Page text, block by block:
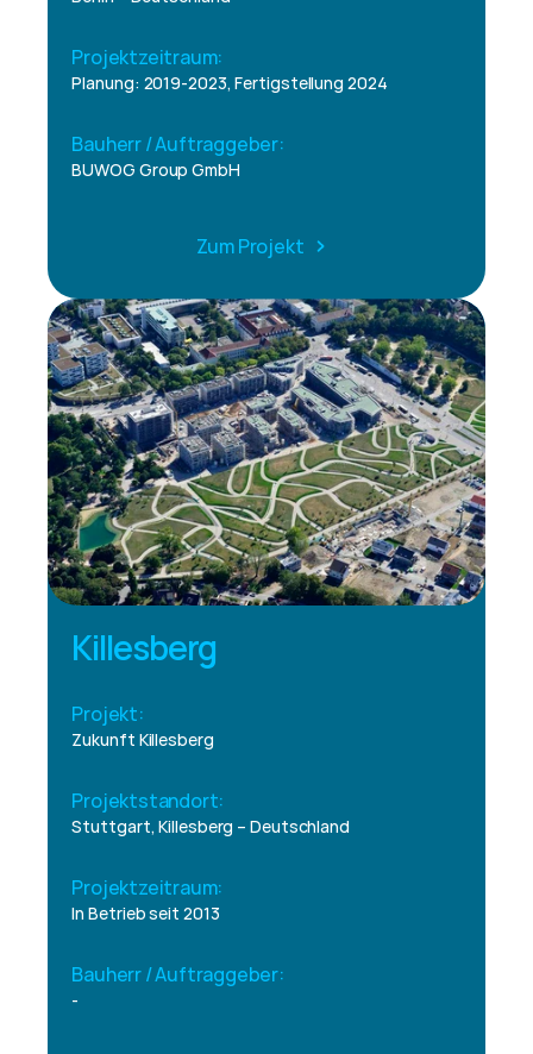
Projektzeitraum:
Planung: 2019-2023, Fertigstellung 2024
Bauherr / Auftraggeber:
BUWOG Group GmbH
Zum Projekt
Killesberg
Projekt:
Zukunft Killesberg
Projektstandort:
Stuttgart, Killesberg – Deutschland
Projektzeitraum:
In Betrieb seit 2013
Bauherr / Auftraggeber:
-